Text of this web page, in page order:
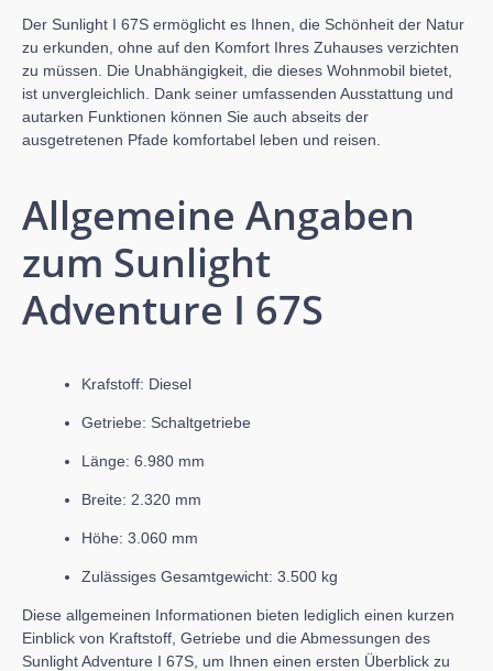
Der Sunlight I 67S ermöglicht es Ihnen, die Schönheit der Natur
zu erkunden, ohne auf den Komfort Ihres Zuhauses verzichten
zu müssen. Die Unabhängigkeit, die dieses Wohnmobil bietet,
ist unvergleichlich. Dank seiner umfassenden Ausstattung und
autarken Funktionen können Sie auch abseits der
ausgetretenen Pfade komfortabel leben und reisen.
Allgemeine Angaben
zum Sunlight
Adventure I 67S
Krafstoff: Diesel
Getriebe: Schaltgetriebe
Länge: 6.980 mm
Breite: 2.320 mm
Höhe: 3.060 mm
Zulässiges Gesamtgewicht: 3.500 kg
Diese allgemeinen Informationen bieten lediglich einen kurzen
Einblick von Kraftstoff, Getriebe und die Abmessungen des
Sunlight Adventure I 67S, um Ihnen einen ersten Überblick zu